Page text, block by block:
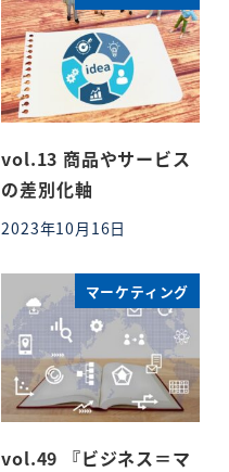
vol.13 商品やサービス
の差別化軸
投稿日
2023年10月16日
マーケティング
vol.49 『ビジネス＝マ